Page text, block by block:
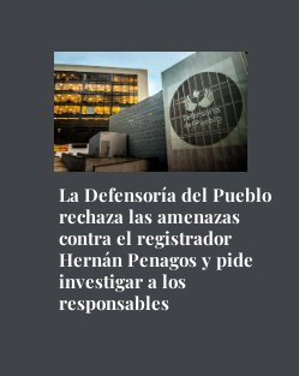
La Defensoría del Pueblo
rechaza las amenazas
contra el registrador
Hernán Penagos y pide
investigar a los
responsables